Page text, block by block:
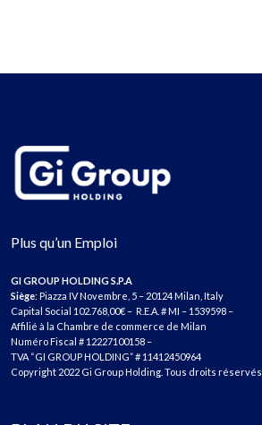
Plus qu’un Emploi
GI GROUP HOLDING S.P.A
Siège: Piazza IV Novembre, 5 – 20124 Milan, Italy
Capital Social 102.768,00€ – R.E.A. # MI – 1539598 –
Affilié à la Chambre de commerce de Milan
Numéro Fiscal # 12227100158 –
TVA “GI GROUP HOLDING” # 11412450964
Copyright 2022 Gi Group Holding. Tous droits réservés.